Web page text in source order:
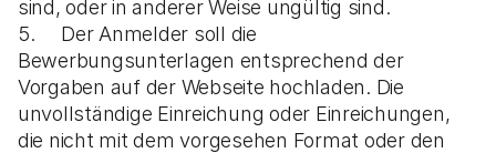
sind, oder in anderer Weise ungültig sind.
5. Der Anmelder soll die
Bewerbungsunterlagen entsprechend der
Vorgaben auf der Webseite hochladen. Die
unvollständige Einreichung oder Einreichungen,
die nicht mit dem vorgesehen Format oder den